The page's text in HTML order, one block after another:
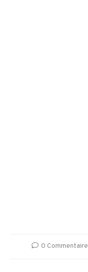
0 Commentaire